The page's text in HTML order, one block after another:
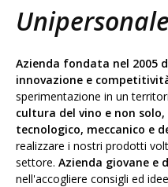
Unipersonale
Azienda fondata nel 2005
innovazione e
sperimentazione in un
cultura del vino e non
tecnologico, meccanico e
realizzare i nostri prodotti
settore. Azienda giovane e
nell'accogliere consigli ed